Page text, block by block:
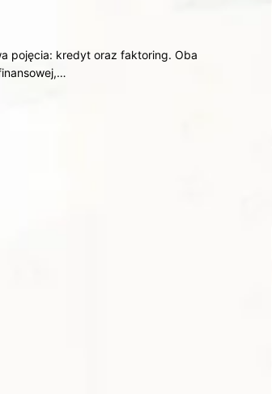
pojęcia: kredyt oraz faktoring. Oba